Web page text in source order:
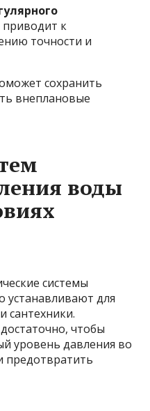
приводит к
точности и
сохранить
внеплановые
воды
системы
устанавливают для
сантехники.
чтобы
уровень давления во
предотвратить